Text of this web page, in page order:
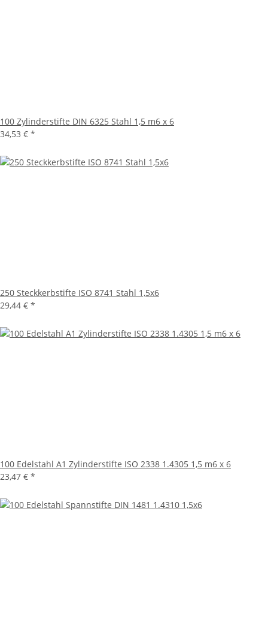
100 Zylinderstifte DIN 6325 Stahl 1,5 m6 x 6
34,53 € *
250 Steckkerbstifte ISO 8741 Stahl 1,5x6
29,44 € *
100 Edelstahl A1 Zylinderstifte ISO 2338 1.4305 1,5 m6 x 6
23,47 € *